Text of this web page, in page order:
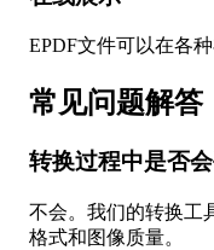
EPDF文件可以在各
常见问题解答
转换过程中是否
不会。我们的转换工
格式和图像质量。